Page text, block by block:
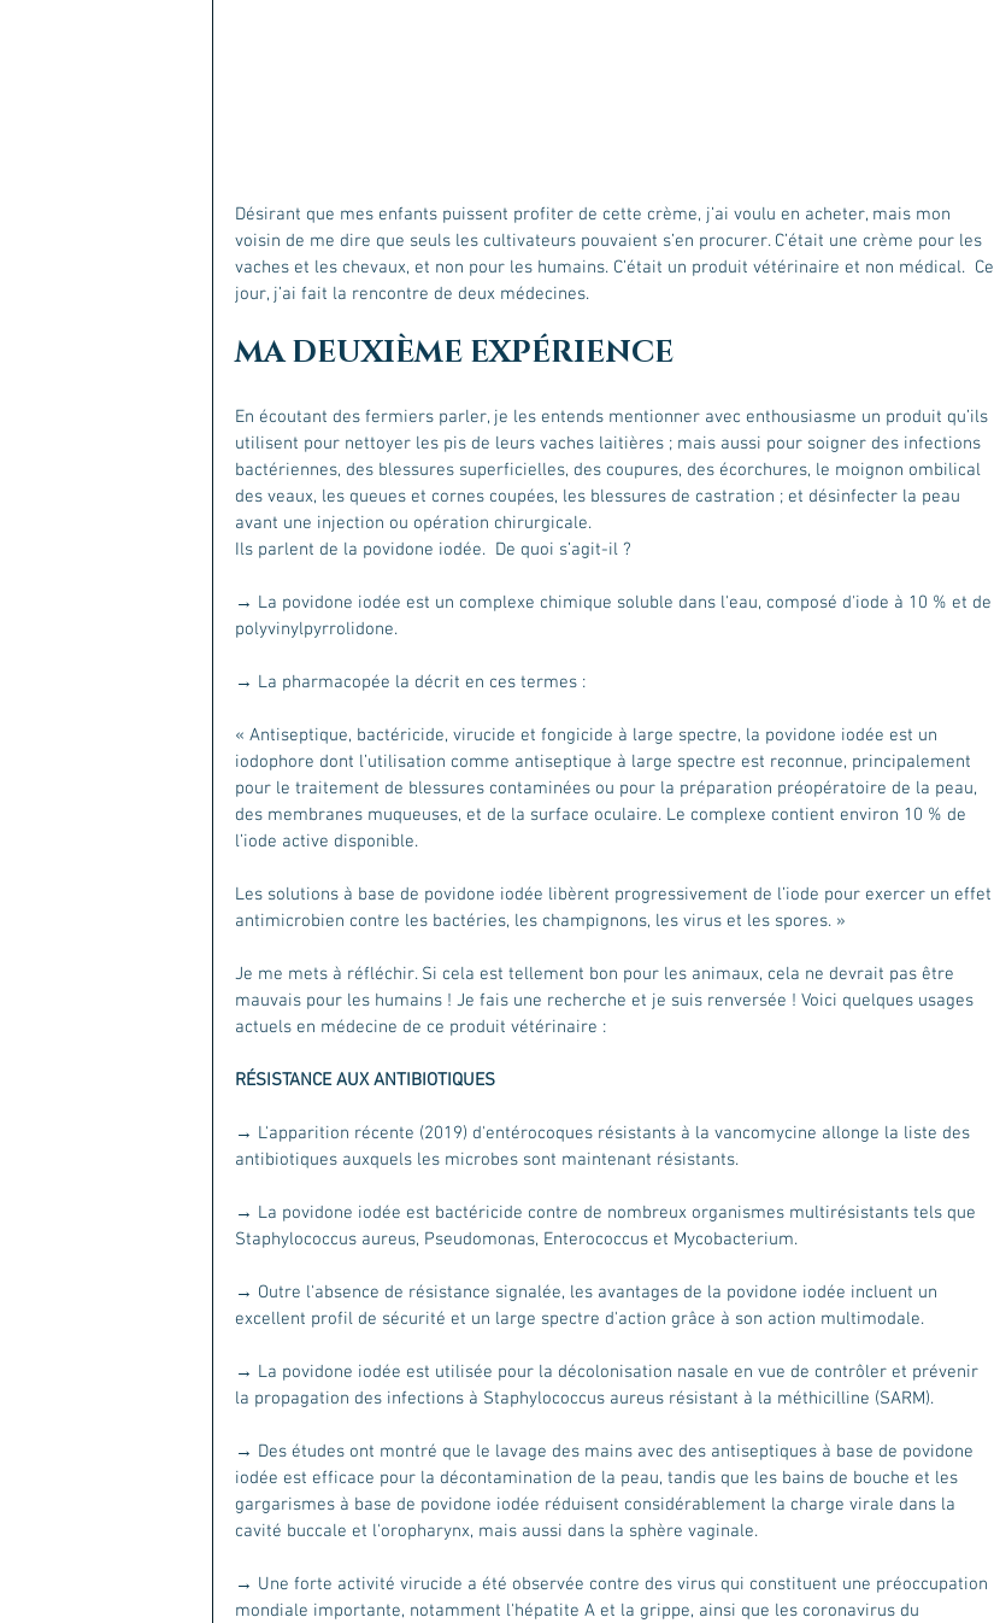
Désirant que mes enfants puissent profiter de cette crème, j’ai voulu en acheter, mais mon
voisin de me dire que seuls les cultivateurs pouvaient s’en procurer. C’était une crème pour les
vaches et les chevaux, et non pour les humains. C’était un produit vétérinaire et non médical.  Ce
jour, j’ai fait la rencontre de deux médecines.
MA DEUXIÈME EXPÉRIENCE
En écoutant des fermiers parler, je les entends mentionner avec enthousiasme un produit qu’ils
utilisent pour nettoyer les pis de leurs vaches laitières ; mais aussi pour soigner des infections
bactériennes, des blessures superficielles, des coupures, des écorchures, le moignon ombilical
des veaux, les queues et cornes coupées, les blessures de castration ; et désinfecter la peau
avant une injection ou opération chirurgicale.
Ils parlent de la povidone iodée.  De quoi s’agit-il ?
→ La povidone iodée est un complexe chimique soluble dans l'eau, composé d'iode à 10 % et de
polyvinylpyrrolidone.
→ La pharmacopée la décrit en ces termes :
« Antiseptique, bactéricide, virucide et fongicide à large spectre, la povidone iodée est un
iodophore dont l’utilisation comme antiseptique à large spectre est reconnue, principalement
pour le traitement de blessures contaminées ou pour la préparation préopératoire de la peau,
des membranes muqueuses, et de la surface oculaire. Le complexe contient environ 10 % de
l’iode active disponible.
Les solutions à base de povidone iodée libèrent progressivement de l’iode pour exercer un effet
antimicrobien contre les bactéries, les champignons, les virus et les spores. »
Je me mets à réfléchir. Si cela est tellement bon pour les animaux, cela ne devrait pas être
mauvais pour les humains ! Je fais une recherche et je suis renversée ! Voici quelques usages
actuels en médecine de ce produit vétérinaire :
RÉSISTANCE AUX ANTIBIOTIQUES
→ L'apparition récente (2019) d'entérocoques résistants à la vancomycine allonge la liste des
antibiotiques auxquels les microbes sont maintenant résistants.
→ La povidone iodée est bactéricide contre de nombreux organismes multirésistants tels que
Staphylococcus aureus, Pseudomonas, Enterococcus et Mycobacterium.
→ Outre l'absence de résistance signalée, les avantages de la povidone iodée incluent un
excellent profil de sécurité et un large spectre d'action grâce à son action multimodale.
→ La povidone iodée est utilisée pour la décolonisation nasale en vue de contrôler et prévenir
la propagation des infections à Staphylococcus aureus résistant à la méthicilline (SARM).
→ Des études ont montré que le lavage des mains avec des antiseptiques à base de povidone
iodée est efficace pour la décontamination de la peau, tandis que les bains de bouche et les
gargarismes à base de povidone iodée réduisent considérablement la charge virale dans la
cavité buccale et l'oropharynx, mais aussi dans la sphère vaginale.
→ Une forte activité virucide a été observée contre des virus qui constituent une préoccupation
mondiale importante, notamment l'hépatite A et la grippe, ainsi que les coronavirus du